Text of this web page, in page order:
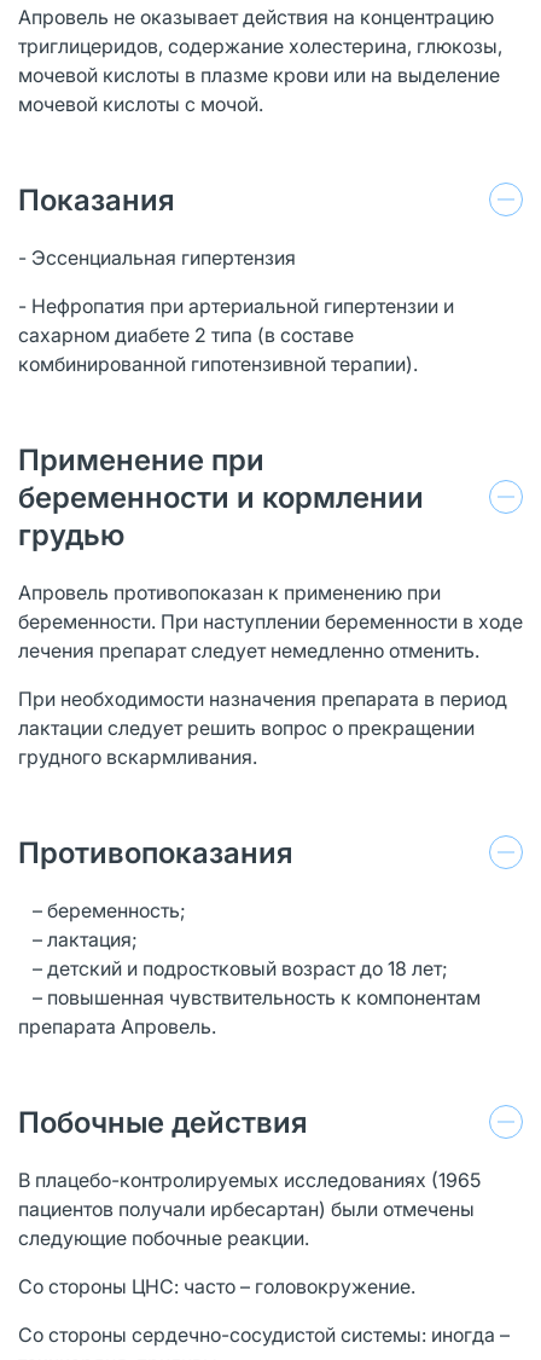
Апровель не оказывает действия на концентрацию
триглицеридов, содержание холестерина, глюкозы,
мочевой кислоты в плазме крови или на выделение
мочевой кислоты с мочой.
Показания
- Эссенциальная гипертензия
- Нефропатия при артериальной гипертензии и
сахарном диабете 2 типа (в составе
комбинированной гипотензивной терапии).
Применение при
беременности и кормлении
грудью
Апровель противопоказан к применению при
беременности. При наступлении беременности в ходе
лечения препарат следует немедленно отменить.
При необходимости назначения препарата в период
лактации следует решить вопрос о прекращении
грудного вскармливания.
Противопоказания
– беременность;
– лактация;
– детский и подростковый возраст до 18 лет;
– повышенная чувствительность к компонентам
препарата Апровель.
Побочные действия
В плацебо-контролируемых исследованиях (1965
пациентов получали ирбесартан) были отмечены
следующие побочные реакции.
Со стороны ЦНС: часто – головокружение.
Со стороны сердечно-сосудистой системы: иногда –